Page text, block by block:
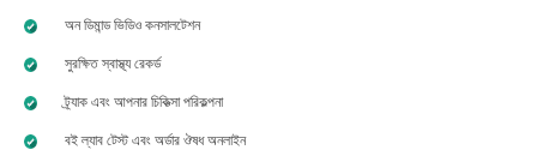
অন ডিমান্ড ভিডিও কনসালটেশন
সুরক্ষিত স্বাস্থ্য রেকর্ড
ট্র্যাক এবং আপনার চিকিত্সা পরিকল্পনা
বই ল্যাব টেস্ট এবং অর্ডার ঔষধ অনলাইন